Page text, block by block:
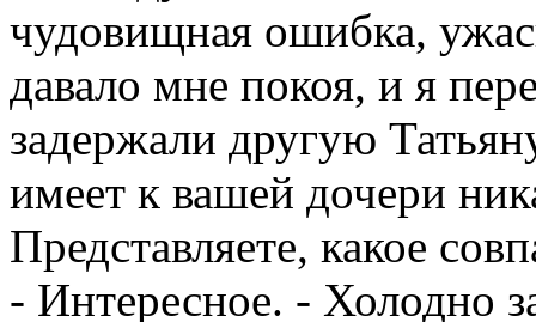
чудовищная ошибка,
давало мне покоя, и я
задержали другую
имеет к вашей дочери
Представляете, какое
- Интересное. - Холодно